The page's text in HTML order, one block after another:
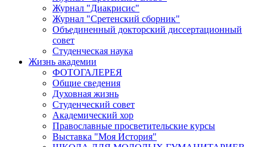
Журнал "Диакрисис"
Журнал "Сретенский сборник"
Объединенный докторский диссертационный
совет
Студенческая наука
Жизнь академии
ФОТОГАЛЕРЕЯ
Общие сведения
Духовная жизнь
Студенческий совет
Академический хор
Православные просветительские курсы
Выставка "Моя История"